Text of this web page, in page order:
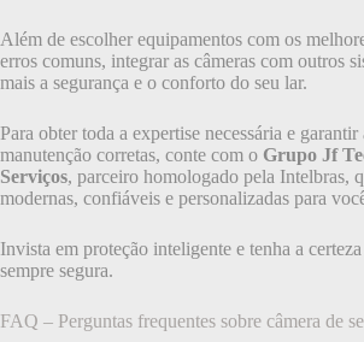
Além de escolher equipamentos com os
erros comuns, integrar as câmeras com outros
mais a segurança e o conforto do seu lar.
Para obter toda a expertise necessária e garantir
manutenção corretas, conte com o Grupo Jf
Serviços, parceiro homologado pela Intelbras,
modernas, confiáveis e personalizadas para
Invista em proteção inteligente e tenha a certeza
sempre segura.
FAQ – Perguntas frequentes sobre câmera de